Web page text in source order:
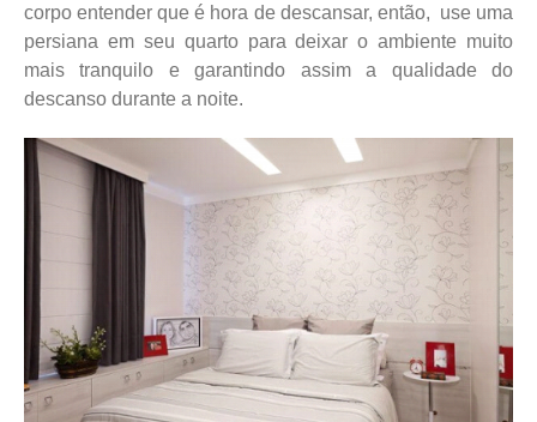
corpo entender que é hora de descansar, então, use uma
persiana em seu quarto para deixar o ambiente muito
mais tranquilo e garantindo assim a qualidade do
descanso durante a noite.